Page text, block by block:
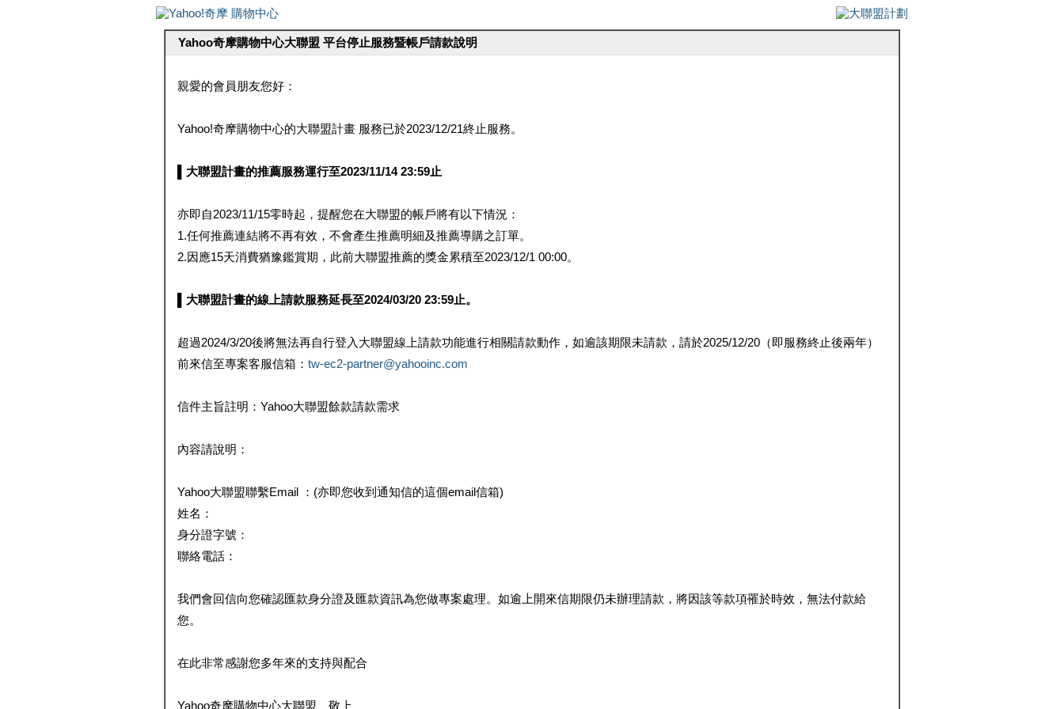
Yahoo奇摩購物中心大聯盟 平台停止服務暨帳戶請款說明
親愛的會員朋友您好：
Yahoo!奇摩購物中心的大聯盟計畫 服務已於2023/12/21終止服務。
▌大聯盟計畫的推薦服務運行至2023/11/14 23:59止
亦即自2023/11/15零時起，提醒您在大聯盟的帳戶將有以下情況：
1.任何推薦連結將不再有效，不會產生推薦明細及推薦導購之訂單。
2.因應15天消費猶豫鑑賞期，此前大聯盟推薦的獎金累積至2023/12/1 00:00。
▌大聯盟計畫的線上請款服務延長至2024/03/20 23:59止。
超過2024/3/20後將無法再自行登入大聯盟線上請款功能進行相關請款動作，如逾該期限未請款，請於2025/12/20（即服務終止後兩年）
前來信至專案客服信箱： tw-ec2-partner@yahooinc.com
信件主旨註明：Yahoo大聯盟餘款請款需求
內容請說明：
Yahoo大聯盟聯繫Email ：(亦即您收到通知信的這個email信箱)
姓名：
身分證字號：
聯絡電話：
我們會回信向您確認匯款身分證及匯款資訊為您做專案處理。如逾上開來信期限仍未辦理請款，將因該等款項罹於時效，無法付款給
您。
在此非常感謝您多年來的支持與配合
Yahoo奇摩購物中心大聯盟 敬上